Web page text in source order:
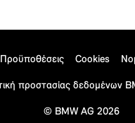
Cookies
προστασίας δεδομένων
© BMW AG 2026